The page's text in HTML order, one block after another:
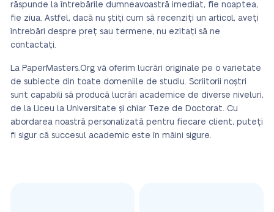
răspunde la întrebările dumneavoastră imediat, fie noaptea,
fie ziua. Astfel, dacă nu știți cum să recenziți un articol, aveți
întrebări despre preț sau termene, nu ezitați să ne
contactați.
La PaperMasters.Org vă oferim lucrări originale pe o varietate
de subiecte din toate domeniile de studiu. Scriitorii noștri
sunt capabili să producă lucrări academice de diverse niveluri,
de la Liceu la Universitate și chiar Teze de Doctorat. Cu
abordarea noastră personalizată pentru fiecare client, puteți
fi sigur că succesul academic este în mâini sigure.